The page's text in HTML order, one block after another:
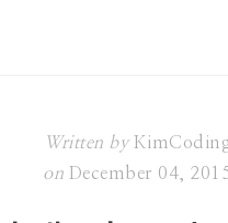
Written by
on
December 04,